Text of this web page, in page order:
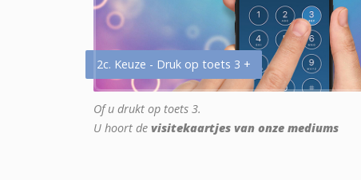
2c. Keuze - Druk op toets 3 +
Of u drukt op toets 3.
U hoort de visitekaartjes van onze mediums